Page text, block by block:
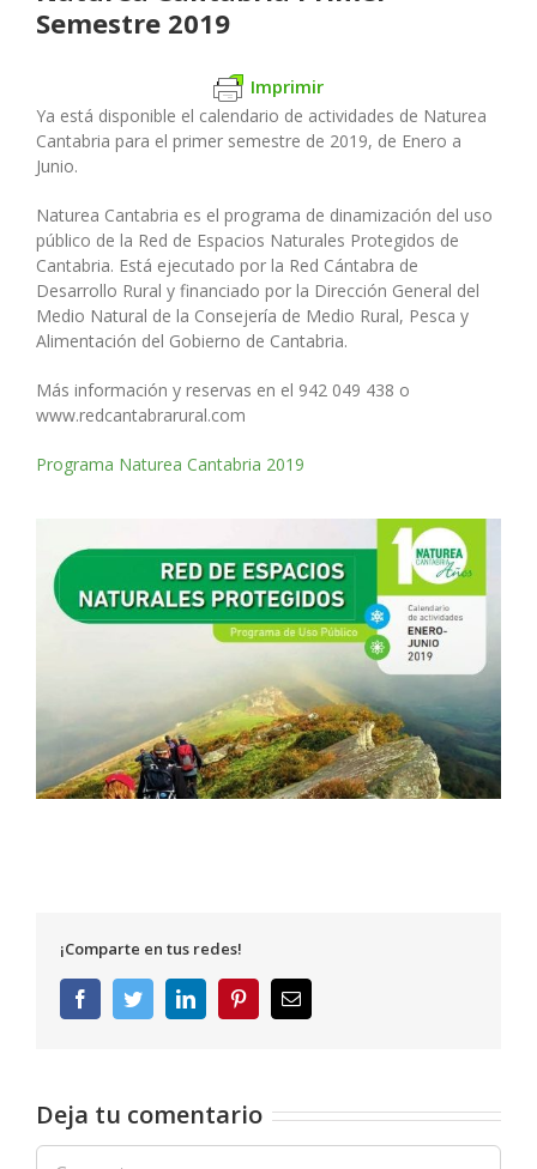
Semestre 2019
Imprimir
Ya está disponible el calendario de actividades de Naturea
Cantabria para el primer semestre de 2019, de Enero a
Junio.
Naturea Cantabria es el programa de dinamización del uso
público de la Red de Espacios Naturales Protegidos de
Cantabria. Está ejecutado por la Red Cántabra de
Desarrollo Rural y financiado por la Dirección General del
Medio Natural de la Consejería de Medio Rural, Pesca y
Alimentación del Gobierno de Cantabria.
Más información y reservas en el 942 049 438 o
www.redcantabrarural.com
Programa Naturea Cantabria 2019
¡Comparte en tus redes!
FacebookTwitterLinkedInPinterestCorreo
electrónico
Deja tu comentario
Comentar